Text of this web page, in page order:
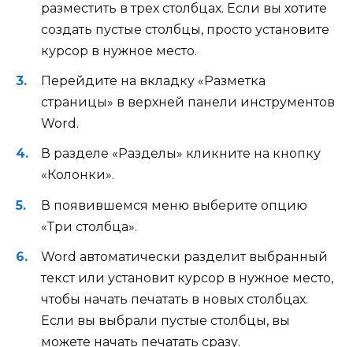
разместить в трех столбцах. Если вы хотите
создать пустые столбцы, просто установите
курсор в нужное место.
Перейдите на вкладку «Разметка
страницы» в верхней панели инструментов
Word.
В разделе «Разделы» кликните на кнопку
«Колонки».
В появившемся меню выберите опцию
«Три столбца».
Word автоматически разделит выбранный
текст или установит курсор в нужное место,
чтобы начать печатать в новых столбцах.
Если вы выбрали пустые столбцы, вы
можете начать печатать сразу.